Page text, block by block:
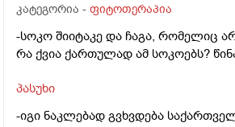
კატეგორია - ფიტოთერაპია
-სოკო შიიტაკე და ჩაგა, რომელიც
რა ქვია ქართულად ამ სოკოებს?
პასუხი
-იგი ნაკლებად გვხვდება